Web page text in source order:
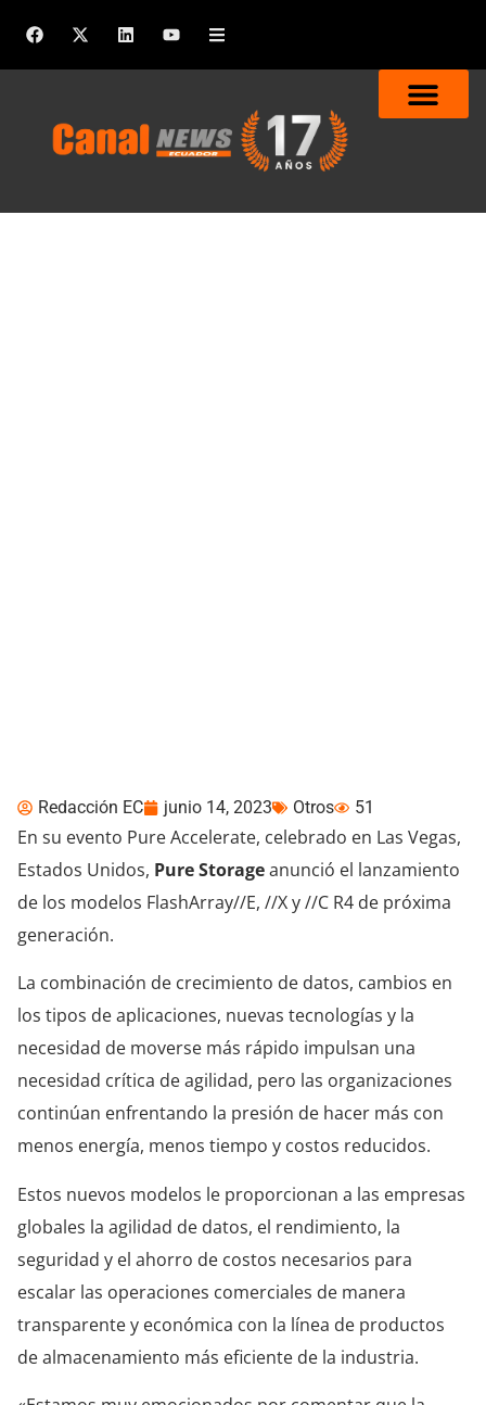
Redacción EC junio 14, 2023 Otros 51
En su evento Pure Accelerate, celebrado en Las Vegas,
Estados Unidos, Pure Storageanunció el lanzamiento
de los modelos FlashArray//E, //X y //C R4 de próxima
generación.
La combinación de crecimiento de datos, cambios en
los tipos de aplicaciones, nuevas tecnologías y la
necesidad de moverse más rápido impulsan una
necesidad crítica de agilidad, pero las organizaciones
continúan enfrentando la presión de hacer más con
menos energía, menos tiempo y costos reducidos.
Estos nuevos modelos le proporcionan a las empresas
globales la agilidad de datos, el rendimiento, la
seguridad y el ahorro de costos necesarios para
escalar las operaciones comerciales de manera
transparente y económica con la línea de productos
de almacenamiento más eficiente de la industria.